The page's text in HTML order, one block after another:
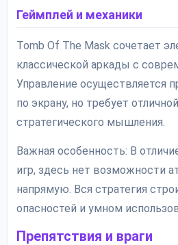
Геймплей и механики
Tomb Of The Mask сочетает
классической аркады с
Управление осуществляется
по экрану, но требует
стратегического мышления.
Важная особенность: В
игр, здесь нет возможности
напрямую. Вся стратегия
опасностей и умном
Препятствия и враги